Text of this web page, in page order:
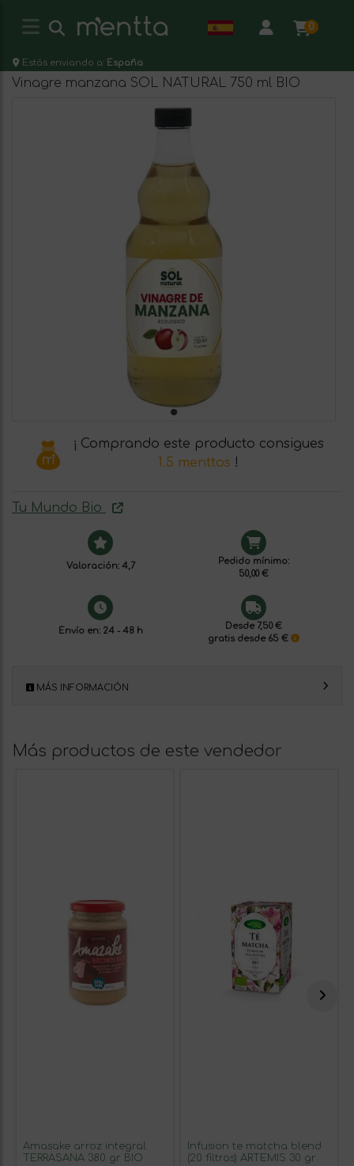
0
Estás enviando a: España
Vinagre manzana SOL NATURAL 750 ml BIO
¡ Comprando este producto consigues
1.5 menttos !
Tu Mundo Bio
Valoración: 4,7
Pedido mínimo:
50,00 €
Envío en: 24 - 48 h
Desde 7,50 €
gratis desde 65 €
MÁS INFORMACIÓN
Más productos de este vendedor
Amasake arroz integral
TERRASANA 380 gr BIO
Infusion te matcha blend
(20 filtros) ARTEMIS 30 gr